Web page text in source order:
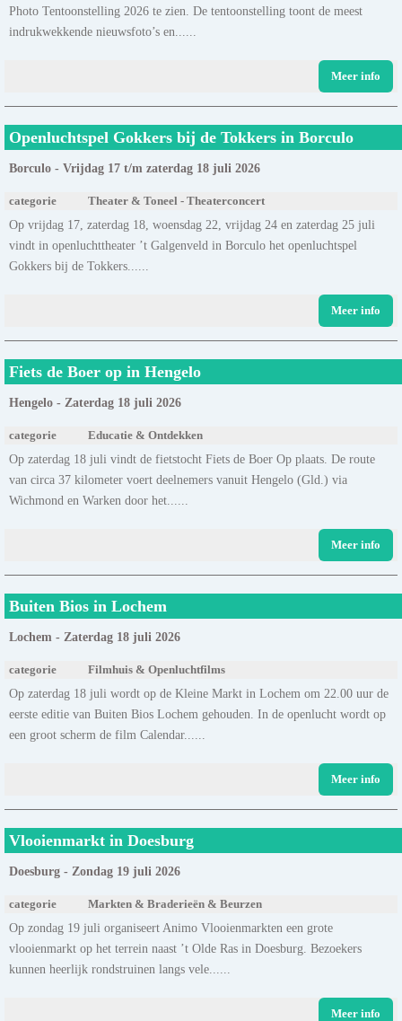
Photo Tentoonstelling 2026 te zien. De tentoonstelling toont de meest
indrukwekkende nieuwsfoto’s en......
Meer info
Openluchtspel Gokkers bij de Tokkers in Borculo
Borculo - Vrijdag 17 t/m zaterdag 18 juli 2026
categorie Theater & Toneel - Theaterconcert
Op vrijdag 17, zaterdag 18, woensdag 22, vrijdag 24 en zaterdag 25 juli
vindt in openluchttheater ’t Galgenveld in Borculo het openluchtspel
Gokkers bij de Tokkers......
Meer info
Fiets de Boer op in Hengelo
Hengelo - Zaterdag 18 juli 2026
categorie Educatie & Ontdekken
Op zaterdag 18 juli vindt de fietstocht Fiets de Boer Op plaats. De route
van circa 37 kilometer voert deelnemers vanuit Hengelo (Gld.) via
Wichmond en Warken door het......
Meer info
Buiten Bios in Lochem
Lochem - Zaterdag 18 juli 2026
categorie Filmhuis & Openluchtfilms
Op zaterdag 18 juli wordt op de Kleine Markt in Lochem om 22.00 uur de
eerste editie van Buiten Bios Lochem gehouden. In de openlucht wordt op
een groot scherm de film Calendar......
Meer info
Vlooienmarkt in Doesburg
Doesburg - Zondag 19 juli 2026
categorie Markten & Braderieën & Beurzen
Op zondag 19 juli organiseert Animo Vlooienmarkten een grote
vlooienmarkt op het terrein naast ’t Olde Ras in Doesburg. Bezoekers
kunnen heerlijk rondstruinen langs vele......
Meer info